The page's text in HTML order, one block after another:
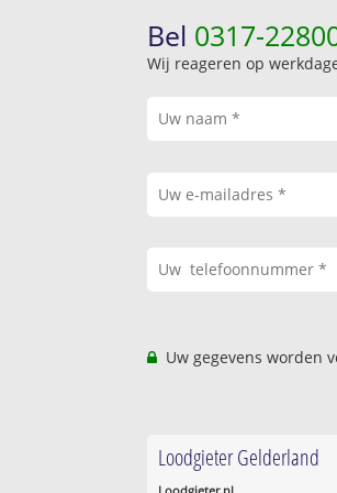
Bel 0317-
Wij reageren op
Uw gegevens worden
Loodgieter Gelderland